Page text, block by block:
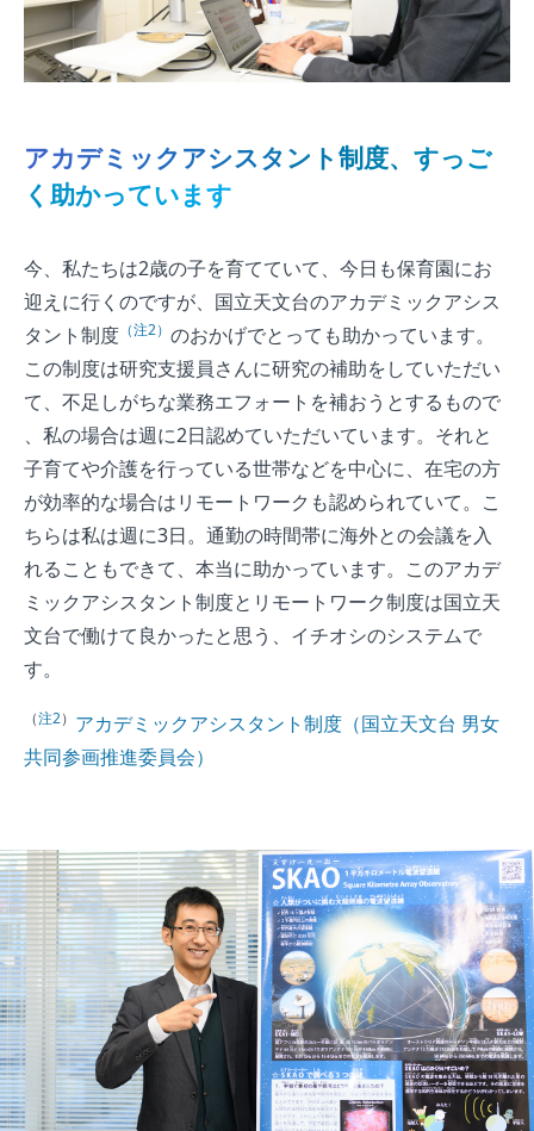
アカデミックアシスタント制度、すっご
く助かっています
今、私たちは2歳の子を育てていて、今日も保育園にお
迎えに行くのですが、国立天文台のアカデミックアシス
タント制度 （注2） のおかげでとっても助かっています。
この制度は研究支援員さんに研究の補助をしていただい
て、不足しがちな業務エフォートを補おうとするもので
、私の場合は週に2日認めていただいています。それと
子育てや介護を行っている世帯などを中心に、在宅の方
が効率的な場合はリモートワークも認められていて。こ
ちらは私は週に3日。通勤の時間帯に海外との会議を入
れることもできて、本当に助かっています。このアカデ
ミックアシスタント制度とリモートワーク制度は国立天
文台で働けて良かったと思う、イチオシのシステムで
す。
（注2） アカデミックアシスタント制度（国立天文台 男女
共同参画推進委員会）